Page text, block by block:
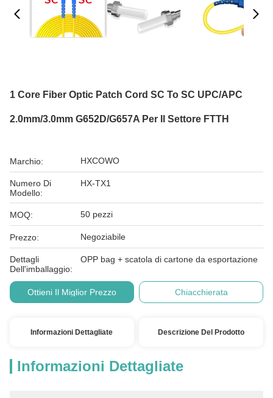
1 Core Fiber Optic Patch Cord SC To SC UPC/APC
2.0mm/3.0mm G652D/G657A Per Il Settore FTTH
Marchio: HXCOWO
Numero Di
Modello:
HX-TX1
MOQ: 50 pezzi
Prezzo: Negoziabile
Dettagli
Dell'imballaggio:
OPP bag + scatola di cartone da esportazione
Ottieni Il Miglior Prezzo Chiacchierata
Informazioni Dettagliate Descrizione Del Prodotto
Informazioni Dettagliate